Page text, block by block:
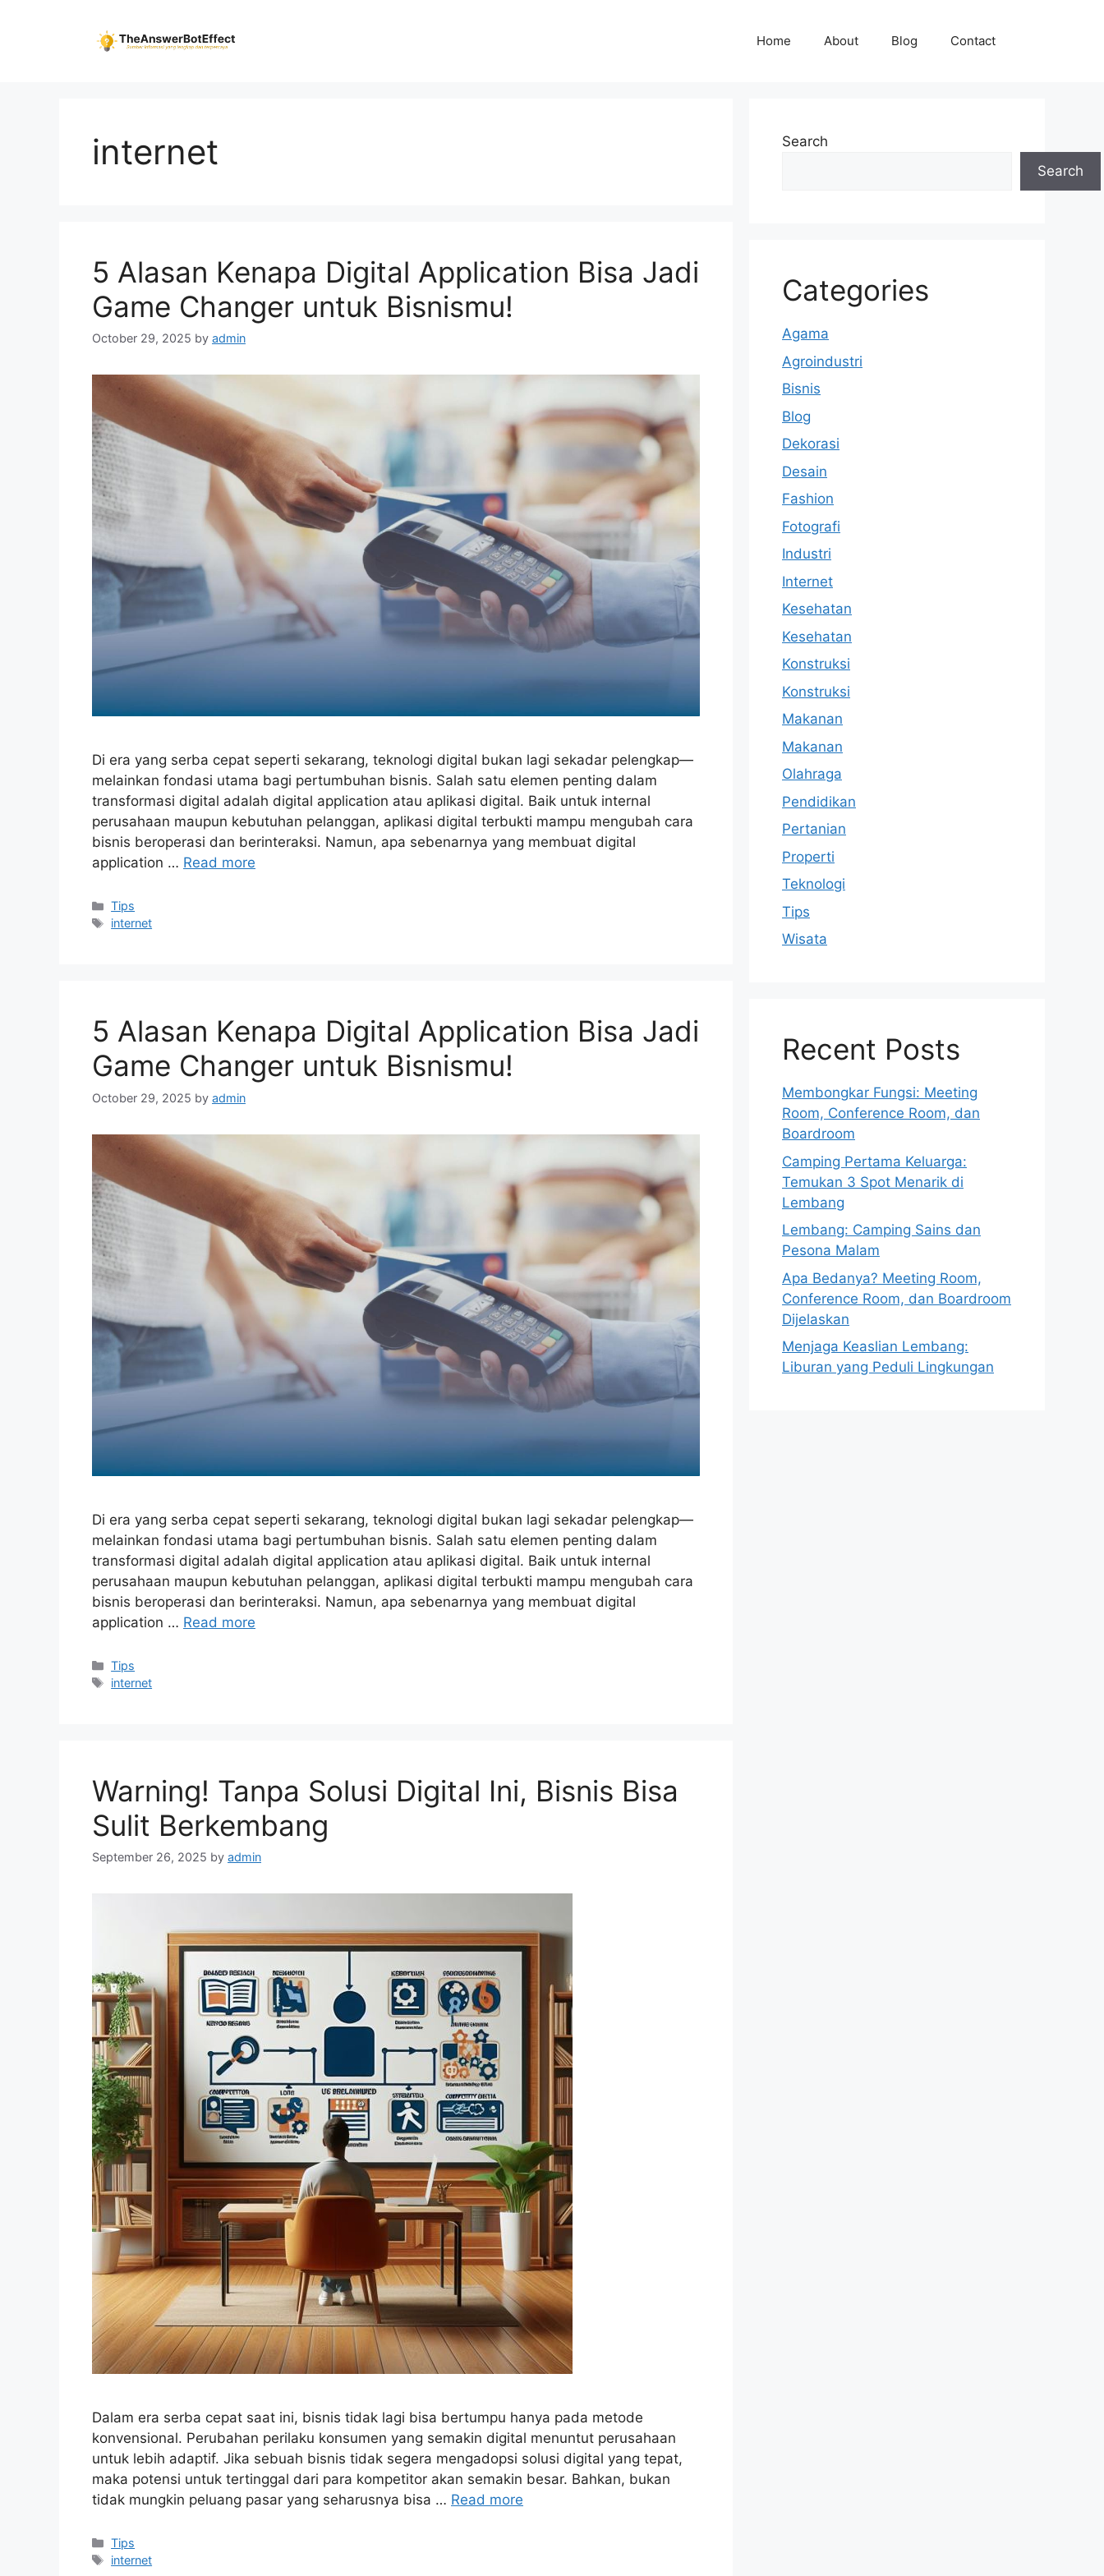
Home About Blog Contact
internet
5 Alasan Kenapa Digital Application Bisa Jadi
Game Changer untuk Bisnismu!
October 29, 2025 by admin
Di era yang serba cepat seperti sekarang, teknologi digital bukan lagi sekadar pelengkap—
melainkan fondasi utama bagi pertumbuhan bisnis. Salah satu elemen penting dalam
transformasi digital adalah digital application atau aplikasi digital. Baik untuk internal
perusahaan maupun kebutuhan pelanggan, aplikasi digital terbukti mampu mengubah cara
bisnis beroperasi dan berinteraksi. Namun, apa sebenarnya yang membuat digital
application … Read more
Categories
Tips
Tags
internet
5 Alasan Kenapa Digital Application Bisa Jadi
Game Changer untuk Bisnismu!
October 29, 2025 by admin
Di era yang serba cepat seperti sekarang, teknologi digital bukan lagi sekadar pelengkap—
melainkan fondasi utama bagi pertumbuhan bisnis. Salah satu elemen penting dalam
transformasi digital adalah digital application atau aplikasi digital. Baik untuk internal
perusahaan maupun kebutuhan pelanggan, aplikasi digital terbukti mampu mengubah cara
bisnis beroperasi dan berinteraksi. Namun, apa sebenarnya yang membuat digital
application … Read more
Categories
Tips
Tags
internet
Warning! Tanpa Solusi Digital Ini, Bisnis Bisa
Sulit Berkembang
September 26, 2025 by admin
Dalam era serba cepat saat ini, bisnis tidak lagi bisa bertumpu hanya pada metode
konvensional. Perubahan perilaku konsumen yang semakin digital menuntut perusahaan
untuk lebih adaptif. Jika sebuah bisnis tidak segera mengadopsi solusi digital yang tepat,
maka potensi untuk tertinggal dari para kompetitor akan semakin besar. Bahkan, bukan
tidak mungkin peluang pasar yang seharusnya bisa … Read more
Categories
Tips
Tags
internet
Search
Search
Categories
Agama
Agroindustri
Bisnis
Blog
Dekorasi
Desain
Fashion
Fotografi
Industri
Internet
Kesehatan
Kesehatan
Konstruksi
Konstruksi
Makanan
Makanan
Olahraga
Pendidikan
Pertanian
Properti
Teknologi
Tips
Wisata
Recent Posts
Membongkar Fungsi: Meeting
Room, Conference Room, dan
Boardroom
Camping Pertama Keluarga:
Temukan 3 Spot Menarik di
Lembang
Lembang: Camping Sains dan
Pesona Malam
Apa Bedanya? Meeting Room,
Conference Room, dan Boardroom
Dijelaskan
Menjaga Keaslian Lembang:
Liburan yang Peduli Lingkungan